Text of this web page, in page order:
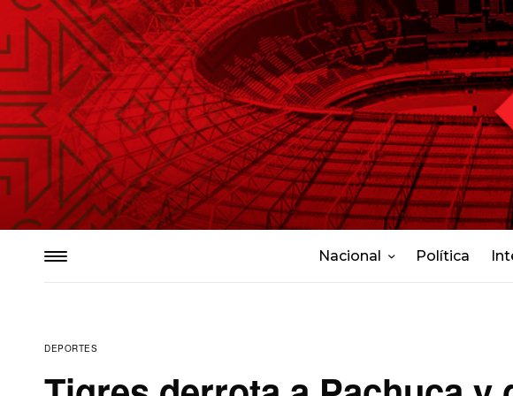
Nacional Política
DEPORTES